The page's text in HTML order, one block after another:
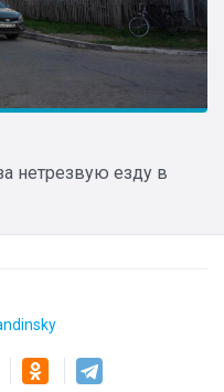
нетрезвую езду в